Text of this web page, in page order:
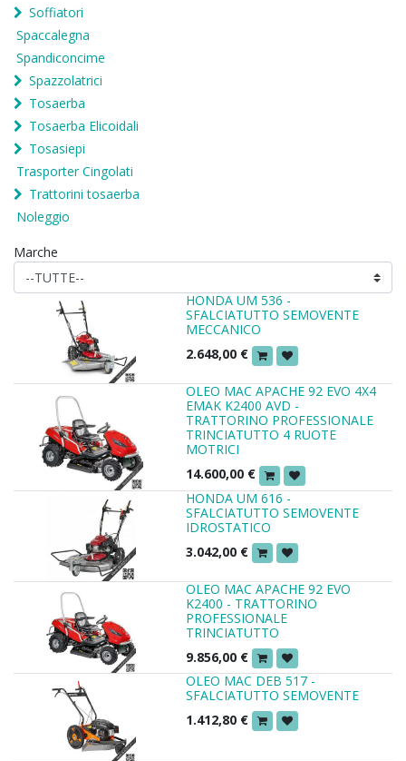
Soffiatori
Spaccalegna
Spandiconcime
Spazzolatrici
Tosaerba
Tosaerba Elicoidali
Tosasiepi
Trasporter Cingolati
Trattorini tosaerba
Noleggio
Marche
HONDA UM 536 -
SFALCIATUTTO SEMOVENTE
MECCANICO
2.648,00 €
OLEO MAC APACHE 92 EVO 4X4
EMAK K2400 AVD -
TRATTORINO PROFESSIONALE
TRINCIATUTTO 4 RUOTE
MOTRICI
14.600,00 €
HONDA UM 616 -
SFALCIATUTTO SEMOVENTE
IDROSTATICO
3.042,00 €
OLEO MAC APACHE 92 EVO
K2400 - TRATTORINO
PROFESSIONALE
TRINCIATUTTO
9.856,00 €
OLEO MAC DEB 517 -
SFALCIATUTTO SEMOVENTE
1.412,80 €